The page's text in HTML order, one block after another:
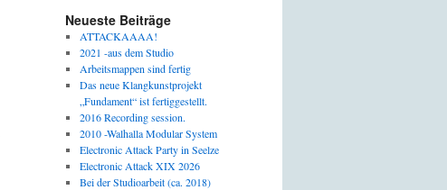
Neueste Beiträge
ATTACKAAAA!
2021 -aus dem Studio
Arbeitsmappen sind fertig
Das neue Klangkunstprojekt
„Fundament“ ist fertiggestellt.
2016 Recording session.
2010 -Walhalla Modular System
Electronic Attack Party in Seelze
Electronic Attack XIX 2026
Bei der Studioarbeit (ca. 2018)